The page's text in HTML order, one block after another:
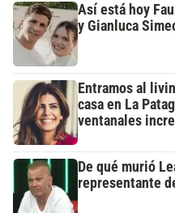
Así está hoy
y Gianluca
Entramos al
casa en La
ventanales
De qué murió
representante